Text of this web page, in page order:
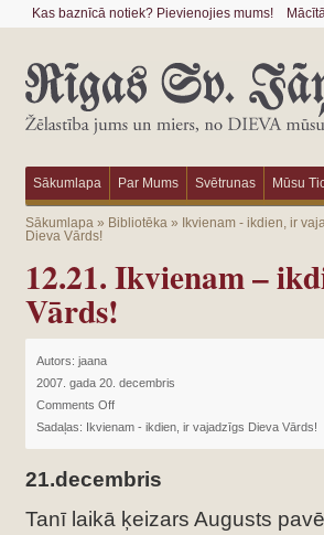
Kas baznīcā notiek? Pievienojies mums!
Sākumlapa Par Mums Svētrunas Mūsu
Sākumlapa» Bibliotēka» Ikvienam - ikdien, ir
Dieva Vārds!
12.21. Ikvienam –
Vārds!
Autors: jaana
2007. gada 20. decembris
Comments Off
Sadaļas: Ikvienam - ikdien, ir vajadzīgs Dieva Vārds!
21.decembris
Tanī laikā ķeizars Augusts